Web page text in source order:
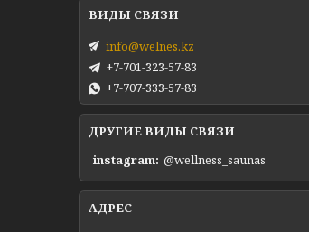
info@welnes.kz
+7-701-323-57-83
+7-707-333-57-83
ДРУГИЕ ВИДЫ СВЯЗИ
instagram @wellness_saunas